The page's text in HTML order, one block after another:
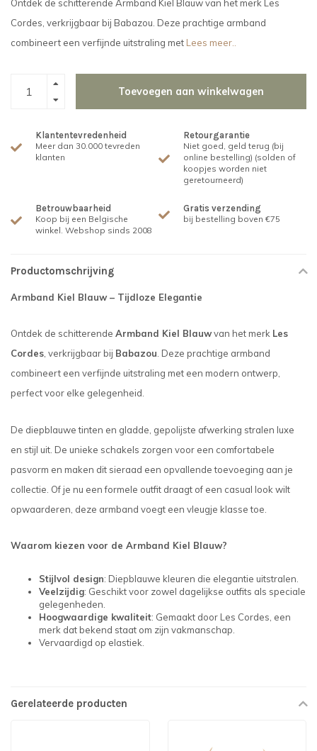
Ontdek de schitterende Armband Kiel Blauw van het merk Les
Cordes, verkrijgbaar bij Babazou. Deze prachtige armband
combineert een verfijnde uitstraling met Lees meer..
Toevoegen aan winkelwagen
Klantentevredenheid
Meer dan 30.000 tevreden
klanten
Retourgarantie
Niet goed, geld terug (bij
online bestelling) (solden of
koopjes worden niet
geretourneerd)
Betrouwbaarheid
Koop bij een Belgische
winkel. Webshop sinds 2008
Gratis verzending
bij bestelling boven €75
Productomschrijving
Armband Kiel Blauw – Tijdloze Elegantie
Ontdek de schitterende Armband Kiel Blauwvan het merk Les
Cordes, verkrijgbaar bij Babazou. Deze prachtige armband
combineert een verfijnde uitstraling met een modern ontwerp,
perfect voor elke gelegenheid.
De diepblauwe tinten en gladde, gepolijste afwerking stralen luxe
en stijl uit. De unieke schakels zorgen voor een comfortabele
pasvorm en maken dit sieraad een opvallende toevoeging aan je
collectie. Of je nu een formele outfit draagt of een casual look wilt
opwaarderen, deze armband voegt een vleugje klasse toe.
Waarom kiezen voor de Armband Kiel Blauw?
Stijlvol design: Diepblauwe kleuren die elegantie uitstralen.
Veelzijdig: Geschikt voor zowel dagelijkse outfits als speciale
gelegenheden.
Hoogwaardige kwaliteit: Gemaakt door Les Cordes, een
merk dat bekend staat om zijn vakmanschap.
Vervaardigd op elastiek.
Gerelateerde producten